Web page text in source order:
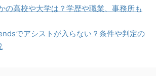
の高校や大学は？学歴や職業、事務所も
でアシストが入らない？条件や判定の